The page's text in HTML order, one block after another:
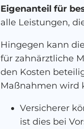
Eigenanteil für
alle Leistungen,
Hingegen kann
für zahnärztliche
den Kosten
Maßnahmen wird
Versicherer
ist dies bei